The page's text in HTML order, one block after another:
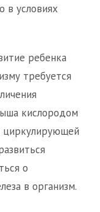
в условиях
ребенка
требуется
кислородом
циркулирующей
о
в организм.